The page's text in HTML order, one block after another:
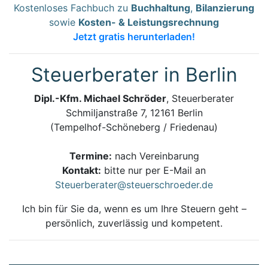
Kostenloses Fachbuch zu Buchhaltung, Bilanzierung
sowie Kosten- & Leistungsrechnung
Jetzt gratis herunterladen!
Steuerberater in Berlin
Dipl.-Kfm. Michael Schröder, Steuerberater
Schmiljanstraße 7, 12161 Berlin
(Tempelhof-Schöneberg / Friedenau)
Termine: nach Vereinbarung
Kontakt: bitte nur per E-Mail an
Steuerberater@steuerschroeder.de
Ich bin für Sie da, wenn es um Ihre Steuern geht –
persönlich, zuverlässig und kompetent.